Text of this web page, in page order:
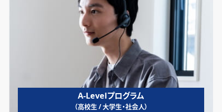
A-Levelプログラム
（高校生 / 大学生・社会人）